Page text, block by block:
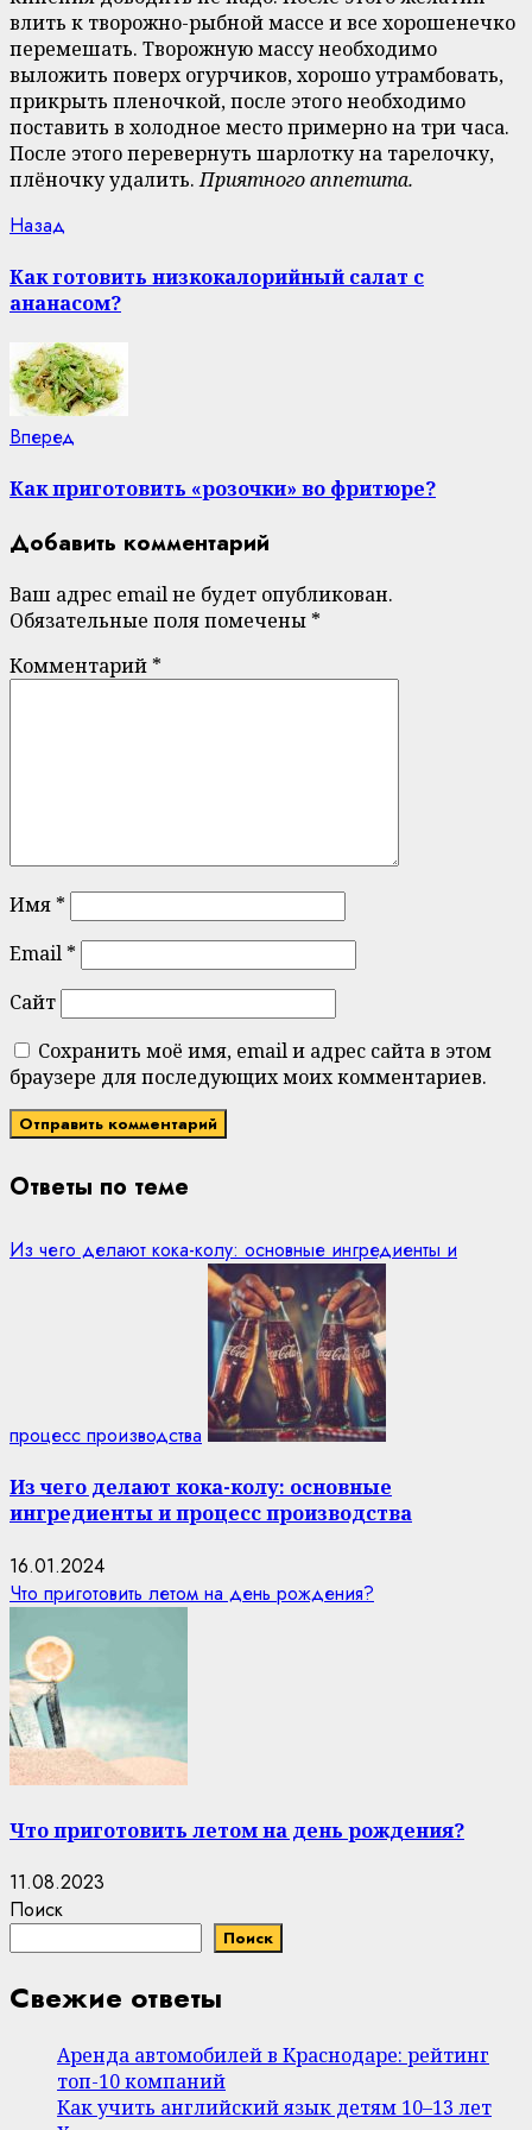
влить к творожно-рыбной массе и все хорошенечко
перемешать. Творожную массу необходимо
выложить поверх огурчиков, хорошо утрамбовать,
прикрыть пленочкой, после этого необходимо
поставить в холодное место примерно на три часа.
После этого перевернуть шарлотку на тарелочку,
плёночку удалить.Приятного аппетита.
Continue
Reading
Назад
Как готовить низкокалорийный салат с
ананасом?
Вперед
Как приготовить «розочки» во фритюре?
Добавить комментарий
Ваш адрес email не будет опубликован.
Обязательные поля помечены *
Комментарий *
Имя *
Email *
Сайт
Сохранить моё имя, email и адрес сайта в этом
браузере для последующих моих комментариев.
Ответы по теме
Из чего делают кока-колу: основные ингредиенты и
процесс производства
Из чего делают кока-колу: основные
ингредиенты и процесс производства
16.01.2024
Что приготовить летом на день рождения?
Что приготовить летом на день рождения?
11.08.2023
Поиск
Поиск
Свежие ответы
Аренда автомобилей в Краснодаре: рейтинг
топ-10 компаний
Как учить английский язык детям 10–13 лет